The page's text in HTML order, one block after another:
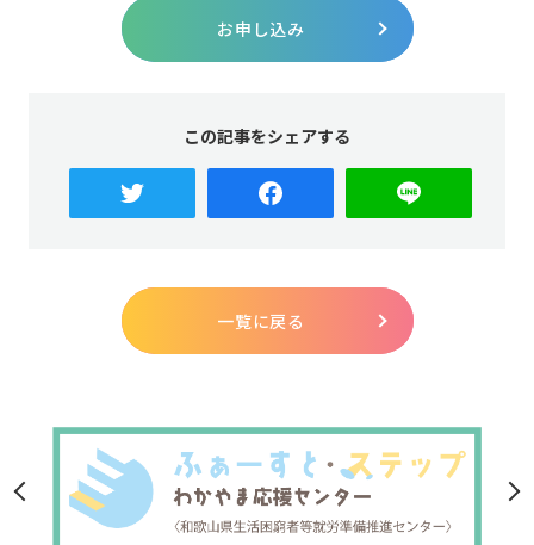
お申し込み
この記事をシェアする
一覧に戻る